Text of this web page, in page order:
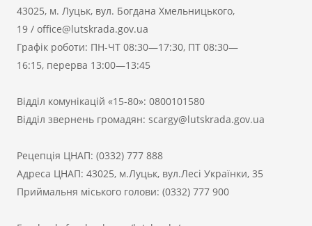
43025, м. Луцьк, вул. Богдана Хмельницького,
19 / office@lutskrada.gov.ua
Графік роботи: ПН-ЧТ 08:30—17:30, ПТ 08:30—
16:15, перерва 13:00—13:45
Відділ комунікацій «15-80»: 0800101580
Відділ звернень громадян: scargy@lutskrada.gov.ua
Рецепція ЦНАП: (0332) 777 888
Адреса ЦНАП: 43025, м.Луцьк, вул.Лесі Українки, 35
Приймальня міського голови: (0332) 777 900